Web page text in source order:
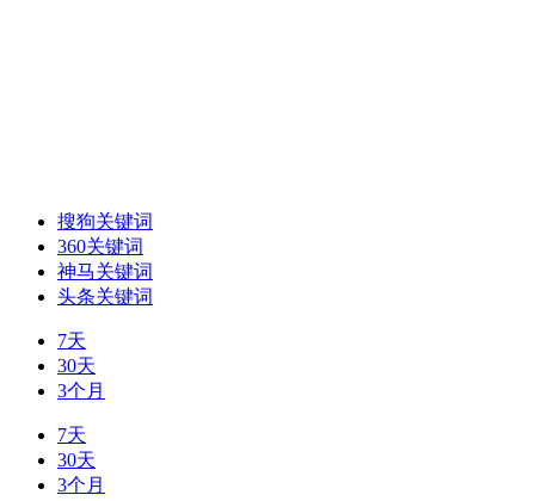
搜狗关键词
360关键词
神马关键词
头条关键词
7天
30天
3个月
7天
30天
3个月